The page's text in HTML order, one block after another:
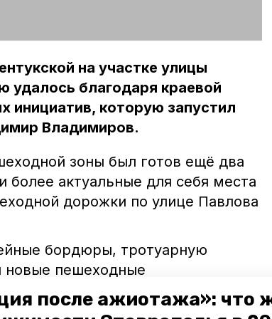
после ажиотажа»: что
на участке улицы
удалось благодаря краевой
которую запустил
Владимиров.
зоны был готов ещё два
более актуальные для себя места
дорожки по улице Павлова
бордюры, тротуарную
новые пешеходные
оживлён и ведёт к районной
социальных объектов.